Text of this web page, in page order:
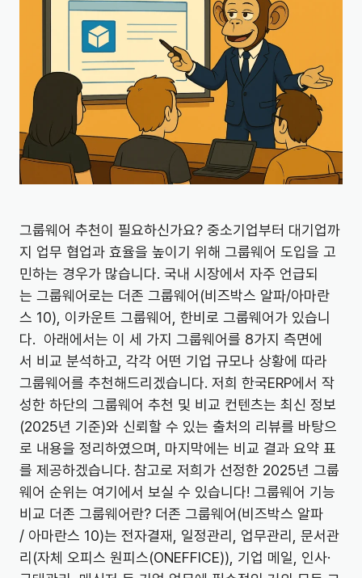
그룹웨어 추천이 필요하신가요? 중소기업부터 대기업까
지 업무 협업과 효율을 높이기 위해 그룹웨어 도입을 고
민하는 경우가 많습니다. 국내 시장에서 자주 언급되
는 그룹웨어로는 더존 그룹웨어(비즈박스 알파/아마란
스 10), 이카운트 그룹웨어, 한비로 그룹웨어가 있습니
다. 아래에서는 이 세 가지 그룹웨어를 8가지 측면에
서 비교 분석하고, 각각 어떤 기업 규모나 상황에 따라
그룹웨어를 추천해드리겠습니다. 저희 한국ERP에서 작
성한 하단의 그룹웨어 추천 및 비교 컨텐츠는 최신 정보
(2025년 기준)와 신뢰할 수 있는 출처의 리뷰를 바탕으
로 내용을 정리하였으며, 마지막에는 비교 결과 요약 표
를 제공하겠습니다. 참고로 저희가 선정한 2025년 그룹
웨어 순위는 여기에서 보실 수 있습니다! 그룹웨어 기능
비교 더존 그룹웨어란? 더존 그룹웨어(비즈박스 알파
/ 아마란스 10)는 전자결재, 일정관리, 업무관리, 문서관
리(자체 오피스 원피스(ONEFFICE)), 기업 메일, 인사·